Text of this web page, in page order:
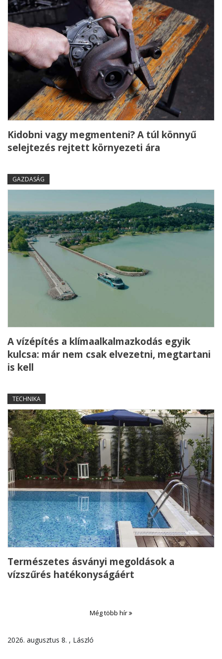
Kidobni vagy megmenteni? A túl könnyű
selejtezés rejtett környezeti ára
GAZDASÁG
A vízépítés a klímaalkalmazkodás egyik
kulcsa: már nem csak elvezetni, megtartani
is kell
TECHNIKA
Természetes ásványi megoldások a
vízszűrés hatékonyságáért
Még több hír
2026. augusztus 8. , László